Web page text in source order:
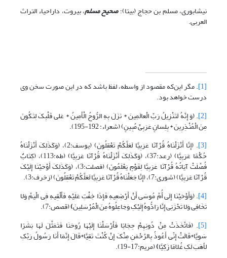
نیشابوری، مسلم بن حجاج (بی‏تا)؛صحیح مسلم، بیروت، داراحیاء التراث
العربی.
[1] . مگر این‌که مقصود از واسطه، لفظ باشد که در این صورت سخن وی
درست خواهد بود.
[2] . (وَ إِنَّهُ لَتَنْزِیلُ رَبِّ الْعالَمِینَ * نَزَلَ بِهِ الرُّوحُ الْأَمِینُ * عَلى‏ قَلْبِکَ لِتَکُونَ
مِنَ الْمُنْذِرِینَ * بِلِسانٍ عَرَبِیٍّ مُبِینٍ) (شعراء: 192-195).
[3]
. (إِنَّا أَنْزَلْنَاهُ قُرْآنًا عَرَبِیًّا لَعَلَّکُمْ تَعْقِلُونَ) (یوسف:2)، (وَکَذَلِکَ أَنْزَلْنَاهُ
حُکْمًا عَرَبِیًّا) (رعد:37)، (وَکَذَلِکَ أَنْزَلْنَاهُ قُرْآنًا عَرَبِیًّا) (طه:113)، (کِتَابٌ
فُصِّلَتْ آیَاتُهُ قُرْآنًا عَرَبِیًّا لِقَوْمٍ یَعْلَمُونَ) (فصلت:3)، (وَکَذَلِکَ أَوْحَیْنَا إِلَیْکَ
قُرْآنًا عَرَبِیًّا) (شوری:7)، (إِنَّا جَعَلْنَاهُ قُرْآنًا عَرَبِیًّا لَعَلَّکُمْ تَعْقِلُونَ) (زخرف:3).
[4] . (وَأَوْحَیْنَا إِلَى أُمِّ مُوسَى أَنْ أَرْضِعِیهِ فَإِذَا خِفْتِ عَلَیْهِ فَأَلْقِیهِ فِی الْیَمِّ وَلا
تَخَافِی وَلا تَحْزَنِی إِنَّا رَادُّوهُ إِلَیْکِ وَجَاعِلُوهُ مِنَ الْمُرْسَلِینَ)(قصص:7).
[5] . (فَاتَّخَذَتْ مِنْ دُونِهِمْ حِجَابًا فَأَرْسَلْنَا إِلَیْهَا رُوحَنَا فَتَمَثَّلَ لَهَا بَشَرًا
سَوِیًّا*قَالَتْ إِنِّی أَعُوذُ بِالرَّحْمَنِ مِنْکَ إِنْ کُنْتَ تَقِیًّا*قَالَ إِنَّمَا أَنَا رَسُولُ رَبِّکِ
لأهَبَ لَکِ غُلامًا زَکِیًّا)(مریم:17-19).